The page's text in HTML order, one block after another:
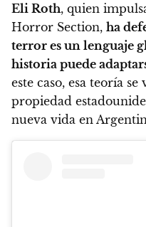
Eli Roth, quien
Horror Section, ha
terror es un lenguaje
historia puede
este caso, esa teoría
propiedad
nueva vida en